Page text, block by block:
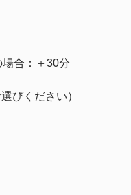
合：＋30分
びください）